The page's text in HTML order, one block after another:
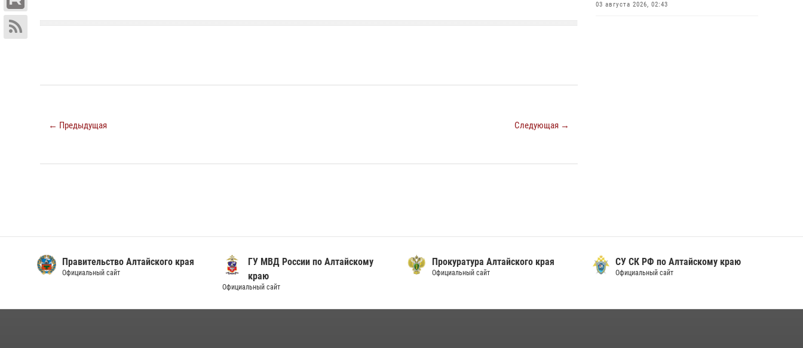
← Предыдущая Следующая →
03 августа 2026, 02:43
Правительство Алтайского края
Официальный сайт
ГУ МВД России по Алтайскому
краю
Официальный сайт
Прокуратура Алтайского края
Официальный сайт
СУ СК РФ по Алтайскому краю
Официальный сайт